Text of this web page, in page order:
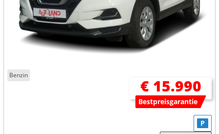
Benzin
€ 15.990
Bestpreisgarantie
P